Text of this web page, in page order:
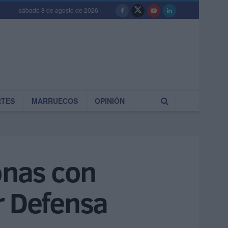
sábado 8 de agosto de 2026
MARRUECOS OPINIÓN
con